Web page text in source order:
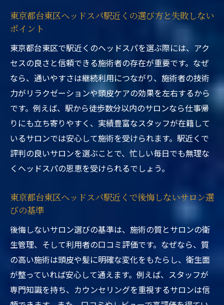
東京都台東区ヘッドスパ駅近くの選び方と失敗しない
ポイント
東京都台東区で駅近くのヘッドスパを選ぶ際には、アク
セスの良さと信頼できる施術者の存在が重要です。なぜ
なら、通いやすさは継続利用につながり、施術者の技術
力がリラクゼーションや頭皮ケアの効果を左右するから
です。例えば、駅から徒歩数分以内のサロンなら仕事帰
りにも立ち寄りやすく、実績豊富なスタッフが在籍して
いるサロンでは安心して施術を受けられます。駅近くで
評判の良いサロンを選ぶことで、忙しい毎日でも無理な
くヘッドスパの恩恵を受けられるでしょう。
東京都台東区ヘッドスパ駅近くで後悔しないサロン選
びの基準
後悔しないサロン選びの基準は、施術の質とサロンの衛
生管理、そして利用者の口コミ評価です。なぜなら、質
の高い施術は頭皮や髪に明確な変化をもたらし、衛生面
が整っていれば安心して通えます。例えば、スタッフが
専門知識を持ち、カウンセリングを重視するサロンは信